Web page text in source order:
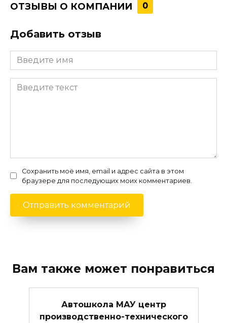
ОТЗЫВЫ О КОМПАНИИ 0
Добавить отзыв
Сохранить моё имя, email и адрес сайта в этом
браузере для последующих моих комментариев.
Вам также может понравиться
Автошкола МАУ центр
производственно-технического